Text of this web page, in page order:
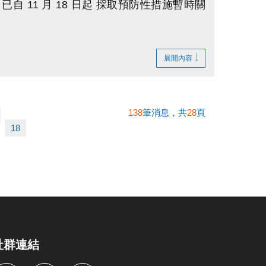
自 11 月 18 日起 採取預防性措施暫時關
通風系統改善，並同步辦理蒸氣室及烤箱
展開內容
18
138筆消息，共28頁
群連結